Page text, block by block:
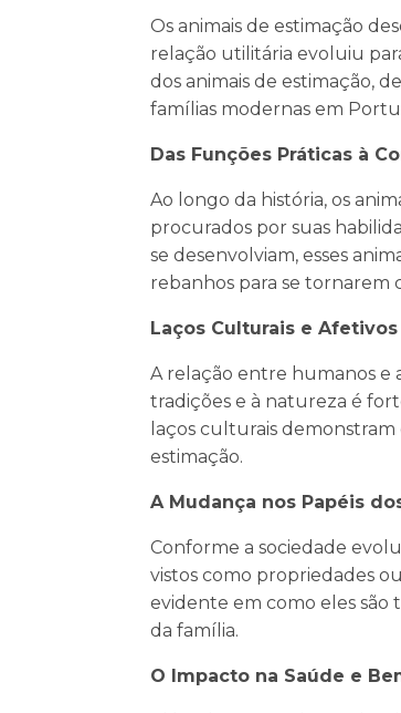
Os animais de estimação
relação utilitária evoluiu
dos animais de estimação,
famílias modernas em
Das Funções Práticas à
Ao longo da história, os
procurados por suas
se desenvolviam, esses
rebanhos para se tornarem
Laços Culturais e Afetivos
A relação entre humanos e
tradições e à natureza é
laços culturais
estimação.
A Mudança nos Papéis
Conforme a sociedade
vistos como propriedades
evidente em como eles são
da família.
O Impacto na Saúde e